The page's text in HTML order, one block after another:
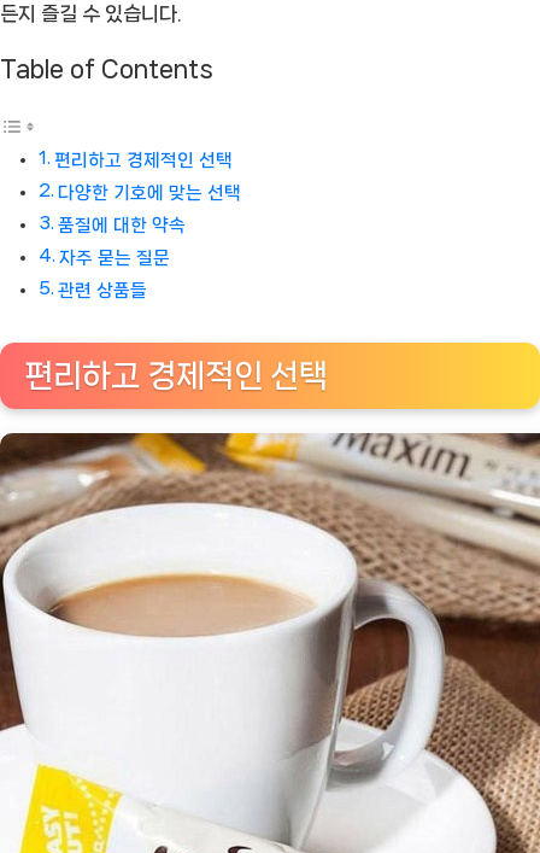
든지 즐길 수 있습니다.
Table of Contents
편리하고 경제적인 선택
다양한 기호에 맞는 선택
품질에 대한 약속
자주 묻는 질문
관련 상품들
편리하고 경제적인 선택